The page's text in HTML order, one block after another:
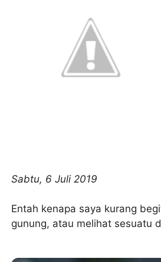
Sabtu, 6 Juli 2019
Entah kenapa saya kurang
gunung, atau melihat sesuatu